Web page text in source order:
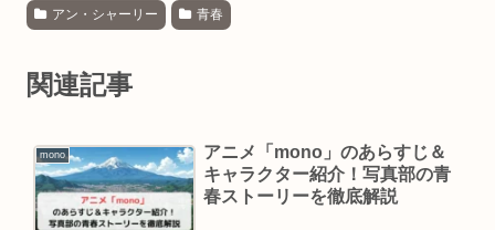
アン・シャーリー 青春
関連記事
mono
アニメ「mono」のあらすじ＆
キャラクター紹介！写真部の青
春ストーリーを徹底解説